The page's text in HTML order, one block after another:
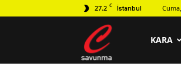
27.2 C İstanbul
KARA